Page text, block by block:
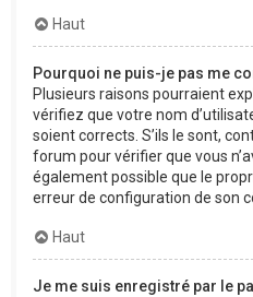
Haut
Pourquoi ne puis-je pas me
Plusieurs raisons pourraient
vérifiez que votre nom
soient corrects. S’ils le sont,
forum pour vérifier que vous
également possible que le
erreur de configuration de son
Haut
Je me suis enregistré par le